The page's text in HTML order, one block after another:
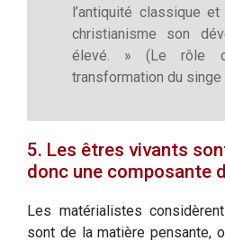
l’antiquité classique
christianisme son
élevé. » (Le rôle
transformation du singe
5. Les êtres vivants
donc une composante
Les matérialistes
sont de la matière pensante,